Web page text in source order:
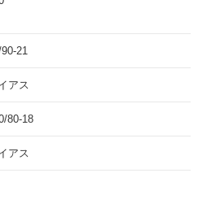
21
アス
80-18
アス